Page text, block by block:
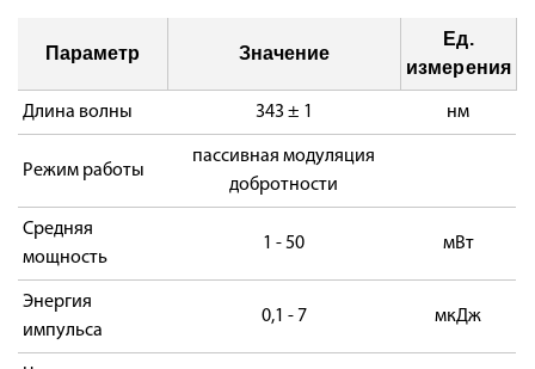
Параметр Значение
Ед.
измерения
Длина волны 343 ± 1 нм
Режим работы
пассивная модуляция
добротности
Средняя
мощность
1 - 50 мВт
Энергия
импульса
0,1 - 7 мкДж